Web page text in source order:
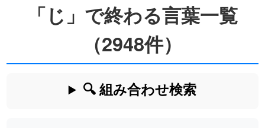
「じ」で終わる言葉一覧
（2948件）
🔍 組み合わせ検索